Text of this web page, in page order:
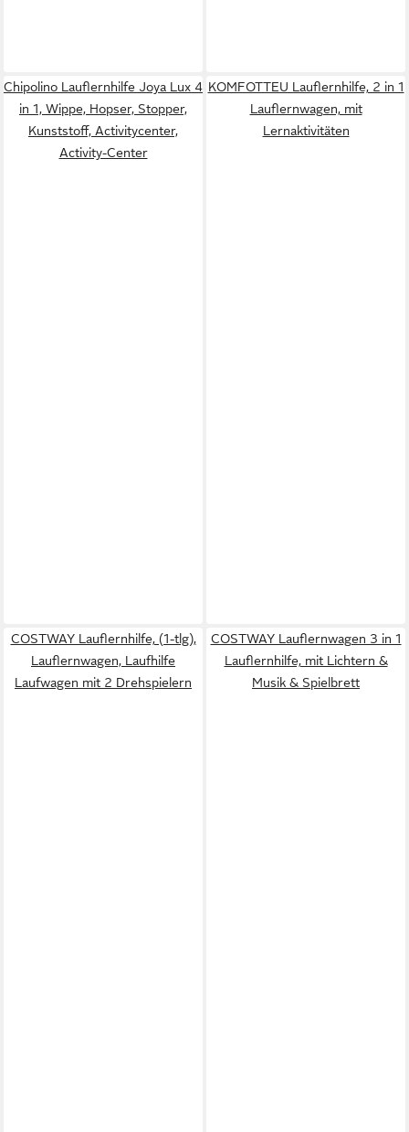
Chipolino Lauflernhilfe Joya Lux 4
in 1, Wippe, Hopser, Stopper,
Kunststoff, Activitycenter,
Activity-Center
KOMFOTTEU Lauflernhilfe, 2 in 1
Lauflernwagen, mit
Lernaktivitäten
COSTWAY Lauflernhilfe, (1-tlg),
Lauflernwagen, Laufhilfe
Laufwagen mit 2 Drehspielern
COSTWAY Lauflernwagen 3 in 1
Lauflernhilfe, mit Lichtern &
Musik & Spielbrett